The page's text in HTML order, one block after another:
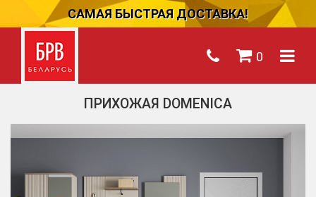
САМАЯ БЫСТРАЯ ДОСТАВКА!
0
ПРИХОЖАЯ DOMENICA